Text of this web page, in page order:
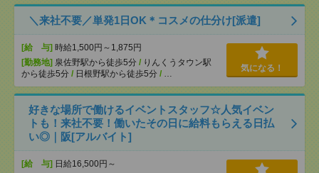
＼来社不要／単発1日OK＊コスメの仕分け[派遣]
[給 与] 時給1,500円～1,875円
[勤務地] 泉佐野駅から徒歩5分 / りんくうタウン駅
から徒歩5分 / 日根野駅から徒歩5分 / …
気になる！
好きな場所で働けるイベントスタッフ☆人気イベン
トも！来社不要！働いたその日に給料もらえる日払
い◎｜阪[アルバイト]
[給 与] 日給16,500円～